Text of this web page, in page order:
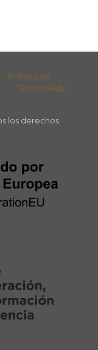
Política de
Términos de
los derechos